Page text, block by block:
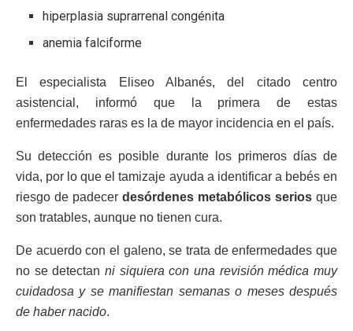
hiperplasia suprarrenal congénita
anemia falciforme
El especialista Eliseo Albanés, del citado centro
asistencial, informó que la primera de estas
enfermedades raras es la de mayor incidencia en el país.
Su detección es posible durante los primeros días de
vida, por lo que el tamizaje ayuda a identificar a bebés en
riesgo de padecer desórdenes metabólicos serios que
son tratables, aunque no tienen cura.
De acuerdo con el galeno, se trata de enfermedades que
no se detectan ni siquiera con una revisión médica muy
cuidadosa y se manifiestan semanas o meses después
de haber nacido.